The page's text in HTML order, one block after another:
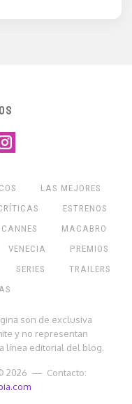
LAS MEJORES
ESTRENOS
CANNES
MACABRO
VENECIA
PREMIOS
SERIES
TRAILERS
son de exclusiva
y no representan
línea editorial del blog.
2026 — Contacto: